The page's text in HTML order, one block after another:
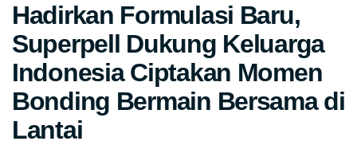
Hadirkan Formulasi Baru,
Superpell Dukung Keluarga
Indonesia Ciptakan Momen
Bonding Bermain Bersama di
Lantai